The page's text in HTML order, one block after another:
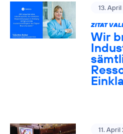
13.
ZITAT
Wir
11. April